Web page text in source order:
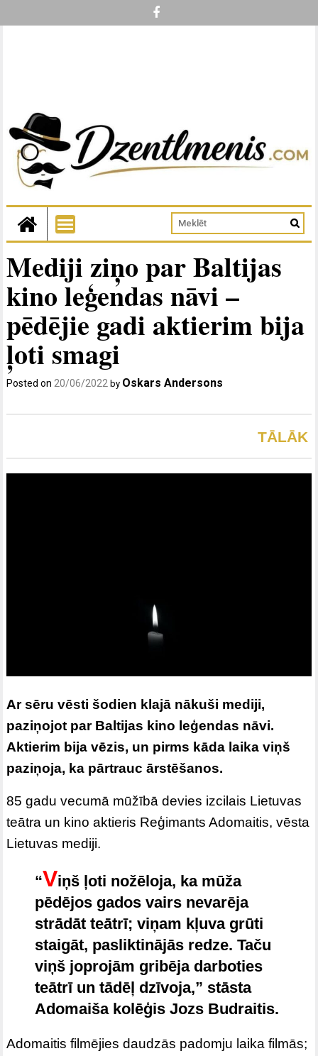
Mediji ziņo par Baltijas
kino leģendas nāvi –
pēdējie gadi aktierim bija
ļoti smagi
Posted on20/06/2022 by Oskars Andersons
TĀLĀK
Ar sēru vēsti šodien klajā nākuši mediji,
paziņojot par Baltijas kino leģendas nāvi.
Aktierim bija vēzis, un pirms kāda laika viņš
paziņoja, ka pārtrauc ārstēšanos.
85 gadu vecumā mūžībā devies izcilais Lietuvas
teātra un kino aktieris Reģimants Adomaitis,vēsta
Lietuvas mediji.
“Viņš ļoti nožēloja, ka mūža
pēdējos gados vairs nevarēja
strādāt teātrī; viņam kļuva grūti
staigāt, pasliktinājās redze. Taču
viņš joprojām gribēja darboties
teātrī un tādēļ dzīvoja,” stāsta
Adomaiša kolēģis Jozs Budraitis.
Adomaitis filmējies daudzās padomju laika filmās;